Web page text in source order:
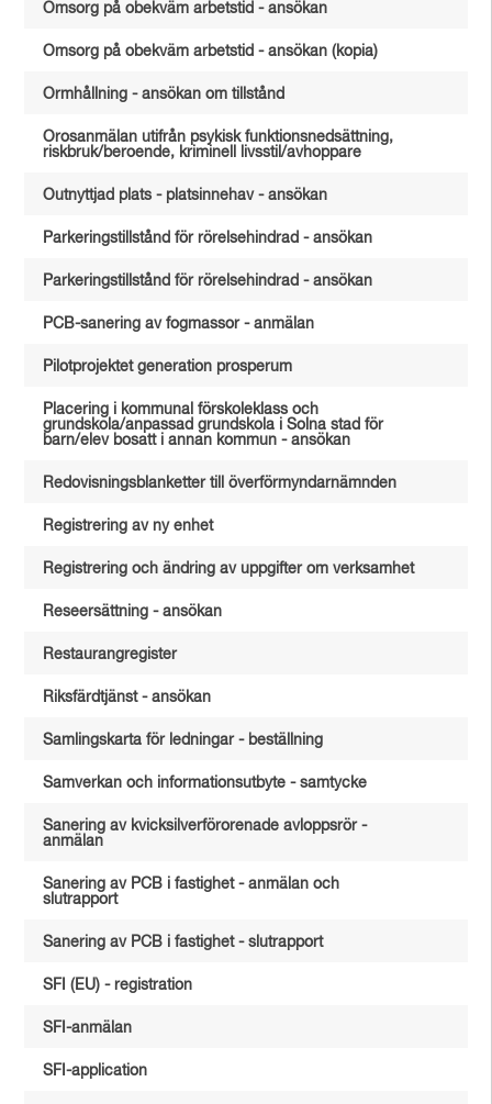
Omsorg på obekväm arbetstid - ansökan
Omsorg på obekväm arbetstid - ansökan (kopia)
Ormhållning - ansökan om tillstånd
Orosanmälan utifrån psykisk funktionsnedsättning,
riskbruk/beroende, kriminell livsstil/avhoppare
Outnyttjad plats - platsinnehav - ansökan
Parkeringstillstånd för rörelsehindrad - ansökan
Parkeringstillstånd för rörelsehindrad - ansökan
PCB-sanering av fogmassor - anmälan
Pilotprojektet generation prosperum
Placering i kommunal förskoleklass och
grundskola/anpassad grundskola i Solna stad för
barn/elev bosatt i annan kommun - ansökan
Redovisningsblanketter till överförmyndarnämnden
Registrering av ny enhet
Registrering och ändring av uppgifter om verksamhet
Reseersättning - ansökan
Restaurangregister
Riksfärdtjänst - ansökan
Samlingskarta för ledningar - beställning
Samverkan och informationsutbyte - samtycke
Sanering av kvicksilverförorenade avloppsrör -
anmälan
Sanering av PCB i fastighet - anmälan och
slutrapport
Sanering av PCB i fastighet - slutrapport
SFI (EU) - registration
SFI-anmälan
SFI-application